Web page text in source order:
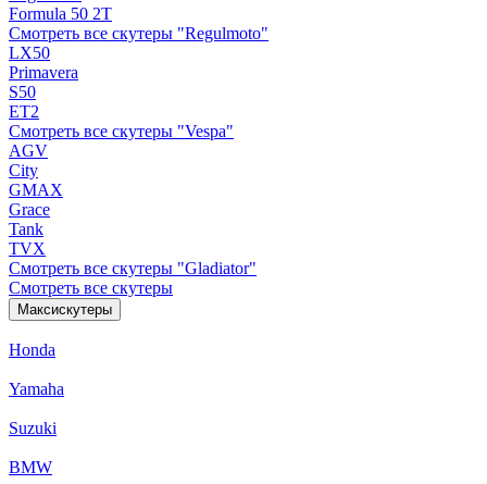
Formula 50 2Т
Смотреть все скутеры "Regulmoto"
LX50
Primavera
S50
ET2
Смотреть все скутеры "Vespa"
AGV
City
GMAX
Grace
Tank
TVX
Смотреть все скутеры "Gladiator"
Смотреть все скутеры
Максискутеры
Honda
Yamaha
Suzuki
BMW